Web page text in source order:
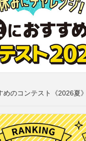
めのコンテスト《2026夏》